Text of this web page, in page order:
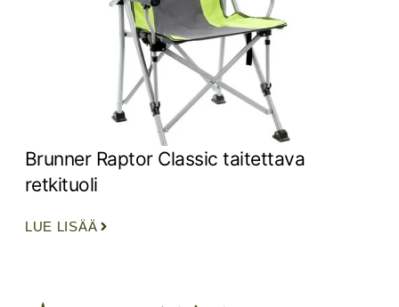
Brunner Raptor Classic taitettava
retkituoli
LUE LISÄÄ